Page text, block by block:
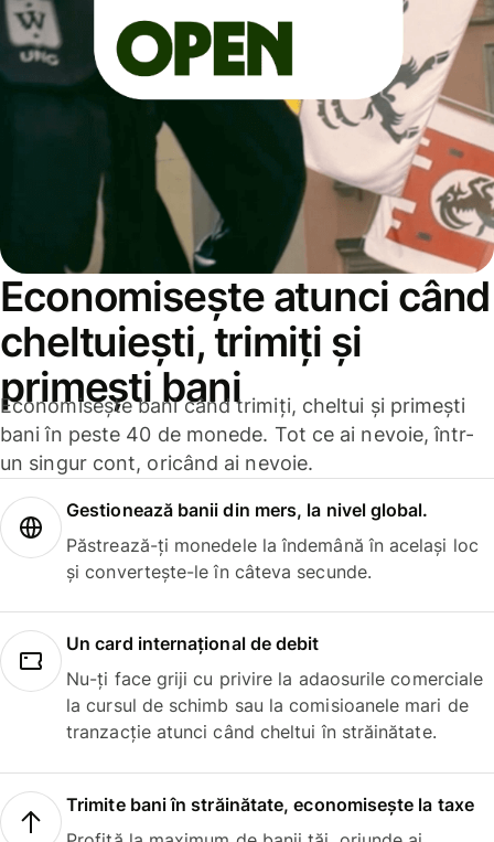
Economisește atunci când
cheltuiești, trimiți și
primești bani
Economisește bani când trimiți, cheltui și primești
bani în peste 40 de monede. Tot ce ai nevoie, într-
un singur cont, oricând ai nevoie.
Gestionează banii din mers, la nivel global.
Păstrează-ți monedele la îndemână în același loc
și convertește-le în câteva secunde.
Un card internațional de debit
Nu-ți face griji cu privire la adaosurile comerciale
la cursul de schimb sau la comisioanele mari de
tranzacție atunci când cheltui în străinătate.
Trimite bani în străinătate, economisește la taxe